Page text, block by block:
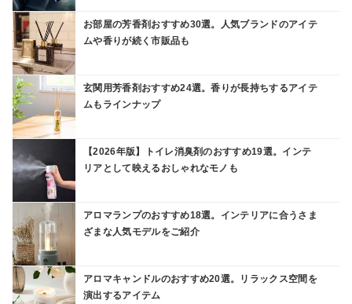
お部屋の芳香剤おすすめ30選。人気ブランドのアイテ
ムや香りが続く市販品も
玄関用芳香剤おすすめ24選。香りが長持ちするアイテ
ムもラインナップ
【2026年版】トイレ消臭剤のおすすめ19選。インテ
リアとして映えるおしゃれなモノも
アロマランプのおすすめ18選。インテリアに合うさま
ざまな人気モデルをご紹介
アロマキャンドルのおすすめ20選。リラックス空間を
演出するアイテム